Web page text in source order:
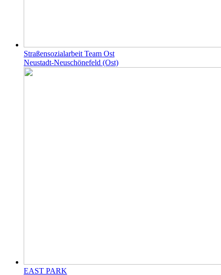
Straßensozialarbeit Team Ost
Neustadt-Neuschönefeld (Ost)
EAST PARK